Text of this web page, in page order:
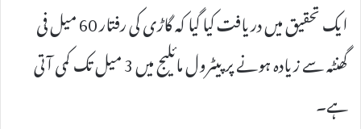
ایک تحقیق میں دریافت کیا گیا کہ گاڑی کی رفتار 60 میل فی
گھنٹہ سے زیادہ ہونے پر پیٹرول مائلیج میں 3 میل تک کمی آتی
ہے۔